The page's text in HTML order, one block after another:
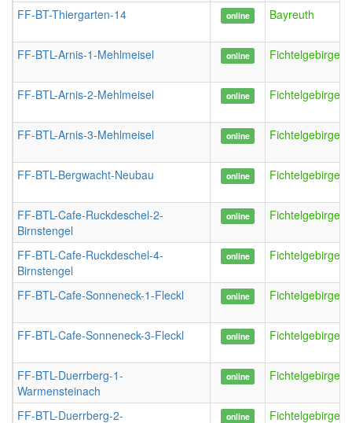
FF-BT-Thiergarten-14 online Bayreuth
FF-BTL-Arnis-1-Mehlmeisel online
FF-BTL-Arnis-2-Mehlmeisel online
FF-BTL-Arnis-3-Mehlmeisel online
FF-BTL-Bergwacht-Neubau online
FF-BTL-Cafe-Ruckdeschel-2-
Birnstengel
online
FF-BTL-Cafe-Ruckdeschel-4-
Birnstengel
online
FF-BTL-Cafe-Sonneneck-1-Fleckl online
FF-BTL-Cafe-Sonneneck-3-Fleckl online
FF-BTL-Duerrberg-1-
Warmensteinach
online
FF-BTL-Duerrberg-2-
online